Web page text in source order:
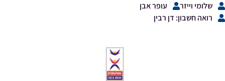
שלומי וייזר
עופר אבן
רואה חשבון: דן רבין